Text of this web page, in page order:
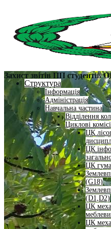
Структура
Інформація
Адміністрація
Навчальна частина
Відділення
Циклові
ЦК
ЦК
ЦК
(G18)
(D1,D2)
ЦК
ЦК
Захист звітів ПП